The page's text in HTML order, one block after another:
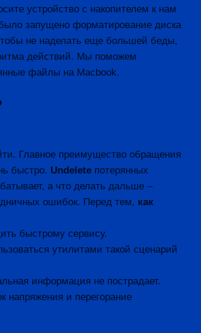
устройство с накопителем к нам
запущено форматирование диска
не наделать еще большей беды,
действий. Мы поможем
файлы на Macbook.
Главное преимущество обращения
быстро. Undeleteпотерянных
а что делать дальше –
ошибок. Перед тем, как
быстрому сервису.
утилитами такой сценарий
информация не пострадает.
напряжения и перегорание